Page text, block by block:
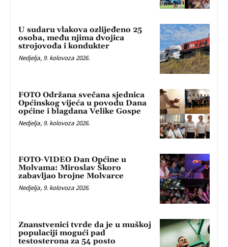
U sudaru vlakova ozlijeđeno 25
osoba, među njima dvojica
strojovođa i kondukter
Nedjelja, 9. kolovoza 2026.
FOTO Održana svečana sjednica
Općinskog vijeća u povodu Dana
općine i blagdana Velike Gospe
Nedjelja, 9. kolovoza 2026.
FOTO-VIDEO Dan Općine u
Molvama: Miroslav Škoro
zabavljao brojne Molvarce
Nedjelja, 9. kolovoza 2026.
Znanstvenici tvrde da je u muškoj
populaciji mogući pad
testosterona za 54 posto